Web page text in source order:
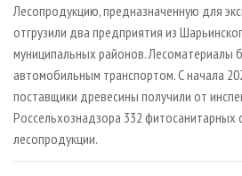
ЦБП
ИНСТРУМЕНТ И МАТЕРИАЛЫ
ГАЗЕТА ЛЕСПРОМФОРУМ
БИБЛИОТЕКА СПЕЦИАЛИСТА
Лесопродукцию, предназначенную для
отгрузили два предприятия из
муниципальных районов. Лесоматериалы
автомобильным транспортом. С начала
поставщики древесины получили от
Россельхознадзора 332 фитосанитарных
лесопродукции.